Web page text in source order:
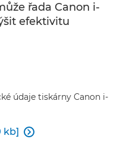
řada Canon i-
efektivitu
údaje tiskárny Canon i-
kb] 